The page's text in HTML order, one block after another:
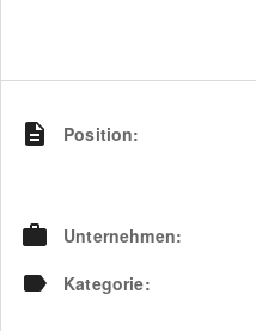
Position:
Unternehmen:
Kategorie: